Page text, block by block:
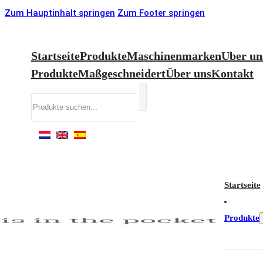
Zum Hauptinhalt springen Zum Footer springen
StartseiteProdukteMaschinenmarkenUber
ProdukteMaßgeschneidertÜber unsKontakt
Startseite
Produkte